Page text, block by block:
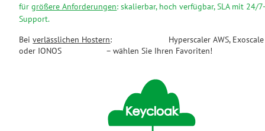
fürgrößere Anforderungen: skalierbar, hoch verfügbar, SLA mit 24/
Support.
Beiverlässlichen Hostern: Hyperscaler AWS, Exoscale
oder IONOS – wählen Sie Ihren Favoriten!